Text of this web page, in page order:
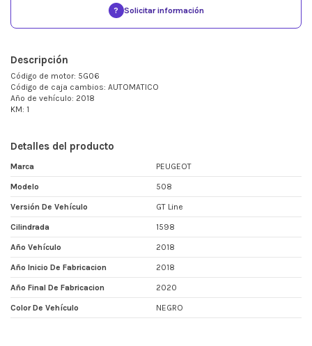
? Solicitar información
Descripción
Código de motor: 5G06
Código de caja cambios: AUTOMATICO
Año de vehículo: 2018
KM: 1
Detalles del producto
Marca PEUGEOT
Modelo 508
Versión De Vehículo GT Line
Cilindrada 1598
Año Vehículo 2018
Año Inicio De Fabricacion 2018
Año Final De Fabricacion 2020
Color De Vehículo NEGRO